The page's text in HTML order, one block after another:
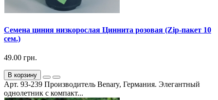
Семена циния низкорослая Циннита розовая (Zip-пакет 10
сем.)
49.00 грн.
В корзину
Арт. 93-239 Производитель Benary, Германия. Элегантный
однолетник с компакт...